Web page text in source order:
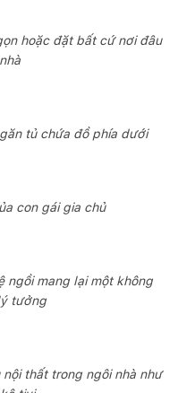
hoặc đặt bất cứ nơi đâu
tủ chứa đồ phía dưới
con gái gia chủ
ngồi mang lại một không
tưởng
nội thất trong ngôi nhà như